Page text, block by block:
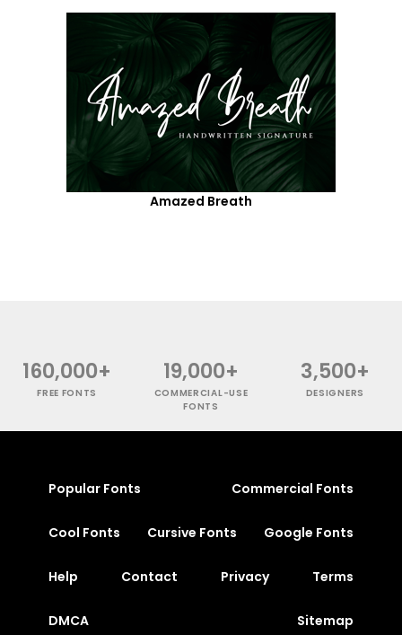
Amazed Breath
160,000+
FREE FONTS
19,000+
COMMERCIAL-USE
FONTS
3,500+
DESIGNERS
Popular Fonts Commercial Fonts
Cool Fonts Cursive Fonts Google Fonts
Help Contact Privacy Terms
DMCA Sitemap